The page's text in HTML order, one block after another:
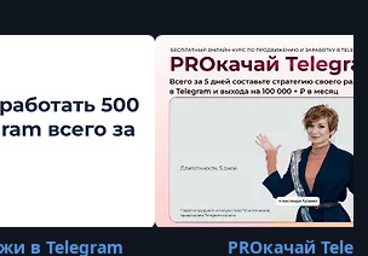
своих клиентов. Her
в Telegram PROкачай